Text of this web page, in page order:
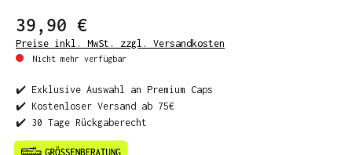
39,90 €
Preise inkl. MwSt. zzgl. Versandkosten
Nicht mehr verfügbar
✔️ Exklusive Auswahl an Premium Caps
✔️ Kostenloser Versand ab 75€
✔️ 30 Tage Rückgaberecht